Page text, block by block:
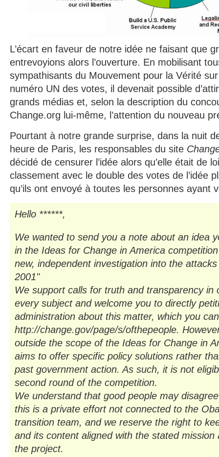
L’écart en faveur de notre idée ne faisant que
entrevoyions alors l’ouverture. En mobilisant
sympathisants du Mouvement pour la Vérité
numéro UN des votes, il devenait possible
grands médias et, selon la description du
Change.org lui-même, l’attention du nouveau
Pourtant à notre grande surprise, dans la nuit
heure de Paris, les responsables du site
décidé de censurer l’idée alors qu’elle était de
classement avec le double des votes de l’idée
qu’ils ont envoyé à toutes les personnes ayant
Hello ******,
We wanted to send you a note about an idea
in the Ideas for Change in America
new, independent investigation into the
2001"
We support calls for truth and transparency in
every subject and welcome you to directly
administration about this matter, which you
http://change.gov/page/s/ofthepeople.
outside the scope of the Ideas for Change in
aims to offer specific policy solutions rather
past government action. As such, it is not
second round of the competition.
We understand that good people may
this is a private effort not connected to the
transition team, and we reserve the right to
and its content aligned with the stated mission
the project.